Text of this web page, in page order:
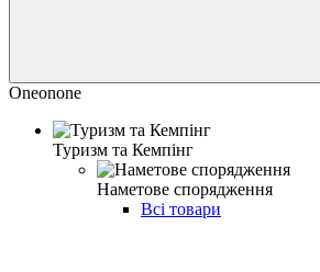
Oneonone
Туризм та Кемпінг
Наметове спорядження
Всі товари